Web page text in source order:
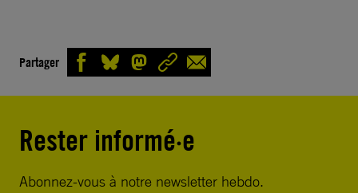
Partager
Rester informé·e
Abonnez-vous à notre newsletter hebdo.